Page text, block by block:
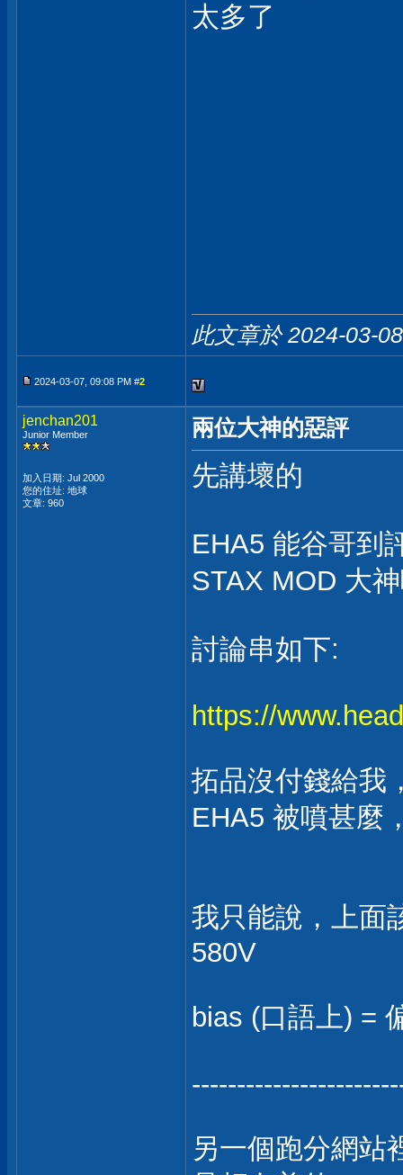
太多了
此文章於 2024-03-
2024-03-07, 09:08 PM #2
jenchan201
Junior Member
加入日期: Jul 2000
您的住址: 地球
文章: 960
兩位大神的惡評
先講壞的
EHA5 能谷哥到
STAX MOD 大
討論串如下:
https://
拓品沒付錢給我
EHA5 被噴甚麼
我只能說，上面
580V
bias (口語上) =
另一個跑分網站